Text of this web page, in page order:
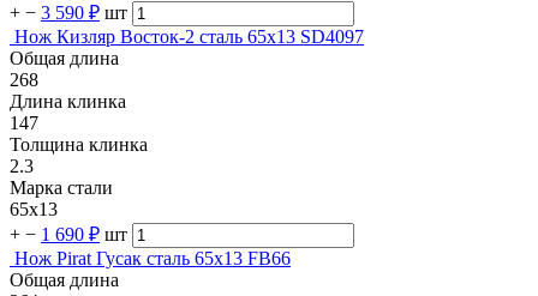
+ − 3 590 ₽ шт
Нож Кизляр Восток-2 сталь 65х13 SD4097
Общая длина
268
Длина клинка
147
Толщина клинка
2.3
Марка стали
65х13
+ − 1 690 ₽ шт
Нож Pirat Гусак сталь 65х13 FB66
Общая длина